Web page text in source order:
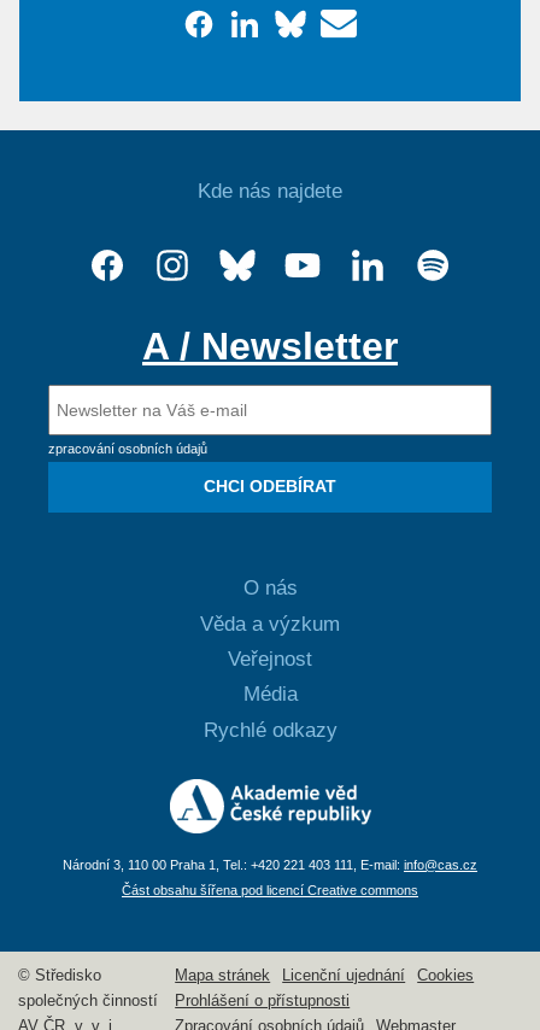
Kde nás najdete
A / Newsletter
zpracování osobních údajů
CHCI ODEBÍRAT
O nás
Věda a výzkum
Veřejnost
Média
Rychlé odkazy
Národní 3, 110 00 Praha 1, Tel.: +420 221 403 111, E-mail: info@cas.cz
Část obsahu šířena pod licencí Creative commons
© Středisko
společných činností
AV ČR, v. v. i.
Mapa stránek Licenční ujednání
Cookies
Prohlášení o přístupnosti
Zpracování osobních údajů
Webmaster